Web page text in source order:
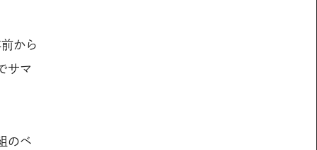
から
サマ
のベ